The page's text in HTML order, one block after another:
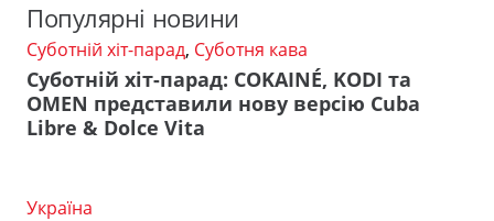
Популярні новини
Суботній хіт-парад, Суботня кава
Суботній хіт-парад: COKAINÉ, KODI та
OMEN представили нову версію Cuba
Libre & Dolce Vita
Україна